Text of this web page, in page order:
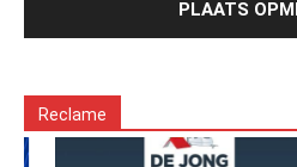
Reclame